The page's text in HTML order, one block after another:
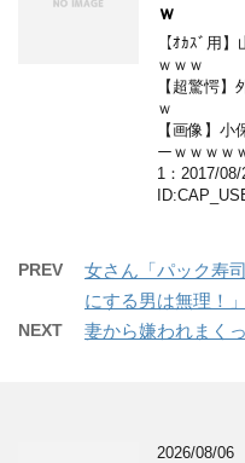
ｗ
【ｵｶｽﾞ用
ｗｗｗ
【超驚愕
ｗ
【画像】
ーｗｗｗｗ
1：2017/
PREV
女さん「パック寿
にする男は無理！」
NEXT 妻から嫌われまく
2026/08/06